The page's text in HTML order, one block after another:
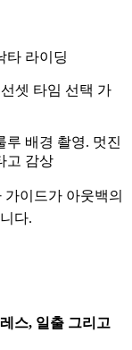
타 라이딩
셋 타임 선택 가
루 배경 촬영. 멋진
고 감상
이드가 아웃백의
다.
스, 일출 그리고